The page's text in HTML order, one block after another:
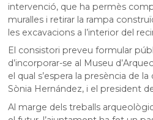
intervenció, que ha permès
muralles i retirar la rampa
les excavacions a l’interior del
El consistori preveu formular
d’incorporar-se al Museu
el qual s’espera la presència de
Sònia Hernández, i el president
Al marge dels treballs